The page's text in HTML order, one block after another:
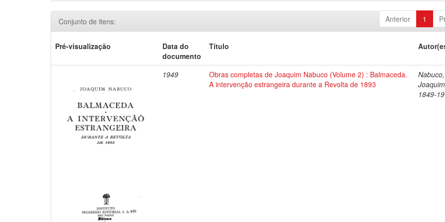
Anterior 1
Conjunto de itens:
Pré-visualização
Data do
documento
Título
1949
Obras completas de Joaquim Nabuco (Volume 2) : Balmaceda.
A intervenção estrangeira durante a Revolta de 1893
Nabuco,
1849-